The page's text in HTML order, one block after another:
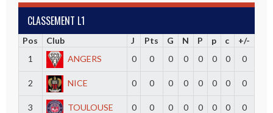
CLASSEMENT L1
Pos Club J Pts G N P p c
+/-
1
ANGERS 0 0 0 0 0 0 0 0
2 NICE 0 0 0 0 0 0 0 0
3 TOULOUSE 0 0 0 0 0 0 0 0